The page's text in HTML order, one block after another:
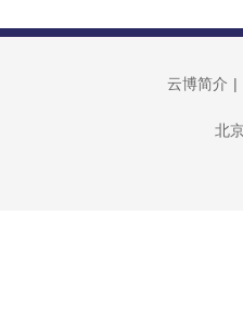
云博简介 |
北